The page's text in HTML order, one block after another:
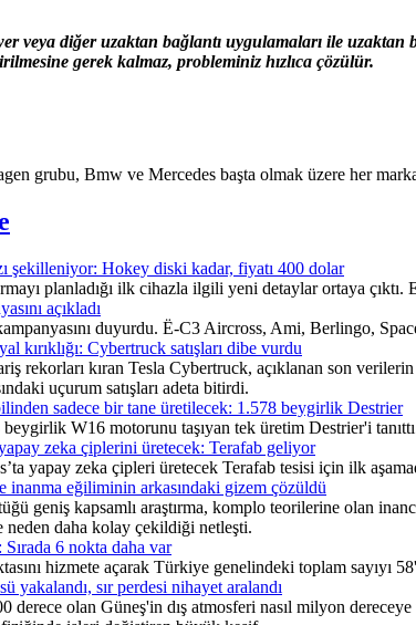
veya diğer uzaktan bağlantı uygulamaları ile
gerek kalmaz, probleminiz hızlıca çözülür.
grubu, Bmw ve Mercedes başta olmak üzere her
şekilleniyor: Hokey diski kadar, fiyatı 400 dolar
planladığı ilk cihazla ilgili yeni detaylar ortaya
açıkladı
duyurdu. Ë-C3 Aircross, Ami, Berlingo,
kırıklığı: Cybertruck satışları dibe vurdu
rekorları kıran Tesla Cybertruck, açıklanan son
uçurum satışları adeta bitirdi.
sadece bir tane üretilecek: 1.578 beygirlik Destrier
W16 motorunu taşıyan tek üretim Destrier'i
zeka çiplerini üretecek: Terafab geliyor
yapay zeka çipleri üretecek Terafab tesisi için ilk
eğiliminin arkasındaki gizem çözüldü
geniş kapsamlı araştırma, komplo teorilerine olan
neden daha kolay çekildiği netleşti.
6 nokta daha var
hizmete açarak Türkiye genelindeki toplam sayıyı
yakalandı, sır perdesi nihayet aralandı
derece olan Güneş'in dış atmosferi nasıl milyon